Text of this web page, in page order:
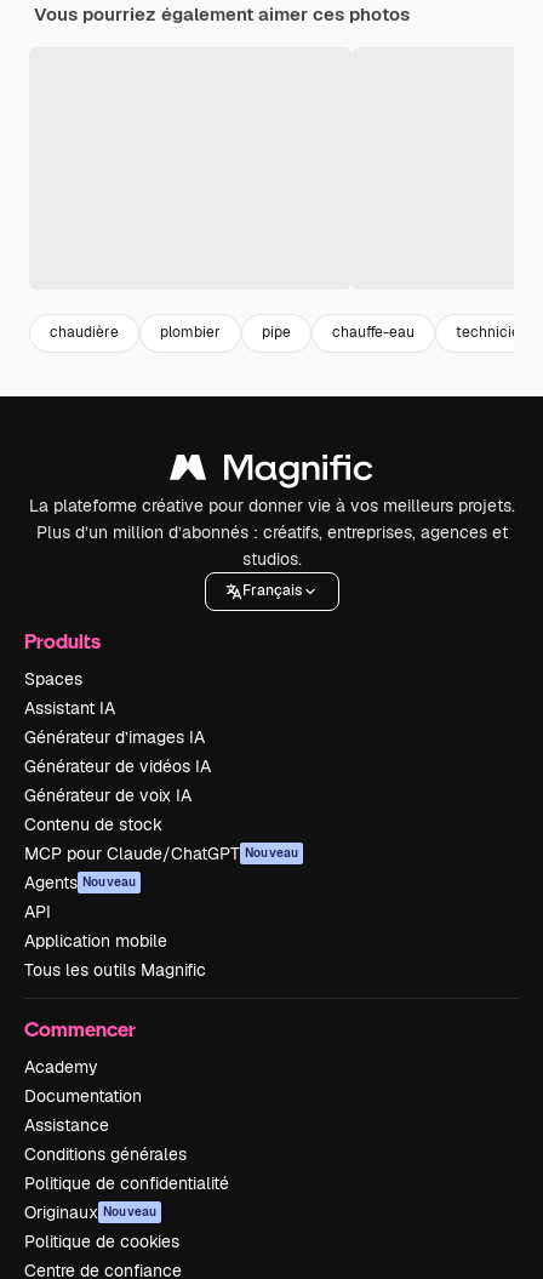
Vous pourriez également aimer ces photos
chaudière plombier pipe chauffe-eau technicien
La plateforme créative pour donner vie à vos meilleurs projets.
Plus d’un million d’abonnés : créatifs, entreprises, agences et
studios.
Français
Produits
Spaces
Assistant IA
Générateur d’images IA
Générateur de vidéos IA
Générateur de voix IA
Contenu de stock
MCP pour Claude/ChatGPT Nouveau
Agents Nouveau
API
Application mobile
Tous les outils Magnific
Commencer
Academy
Documentation
Assistance
Conditions générales
Politique de confidentialité
Originaux Nouveau
Politique de cookies
Centre de confiance